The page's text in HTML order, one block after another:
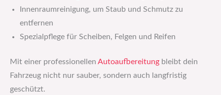
Innenraumreinigung, um Staub und Schmutz zu
entfernen
Spezialpflege für Scheiben, Felgen und Reifen
Mit einer professionellen Autoaufbereitung bleibt dein
Fahrzeug nicht nur sauber, sondern auch langfristig
geschützt.